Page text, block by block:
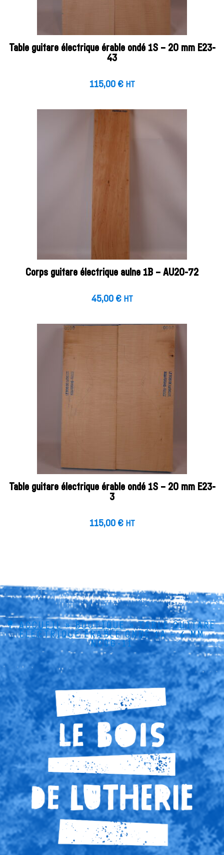
Table guitare électrique érable ondé 1S – 20 mm E23-
43
115,00 € HT
Corps guitare électrique aulne 1B – AU20-72
45,00 € HT
Table guitare électrique érable ondé 1S – 20 mm E23-
3
115,00 € HT
ACCUEIL»BOUTIQUE»TABLE GUITARE
ÉLECTRIQUE ÉRABLE ONDÉ 1A – 4 MM
NC06-11